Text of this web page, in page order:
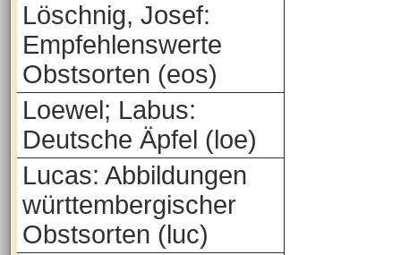
Löschnig, Josef:
Empfehlenswerte
Obstsorten (eos)
Loewel; Labus:
Deutsche Äpfel (loe)
Lucas: Abbildungen
württembergischer
Obstsorten (luc)